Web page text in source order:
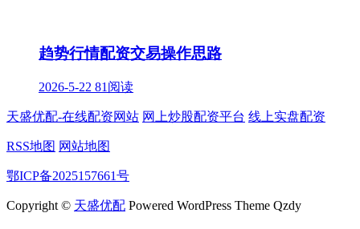
趋势行情配资交易操作思路
2026-5-22 81阅读
天盛优配-在线配资网站 网上炒股配资平台 线上实盘配资
RSS地图 网站地图
鄂ICP备2025157661号
Copyright © 天盛优配 Powered WordPress Theme Qzdy